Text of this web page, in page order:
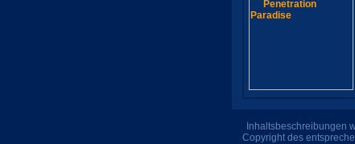
Inhaltsbeschreibungen
Copyright des